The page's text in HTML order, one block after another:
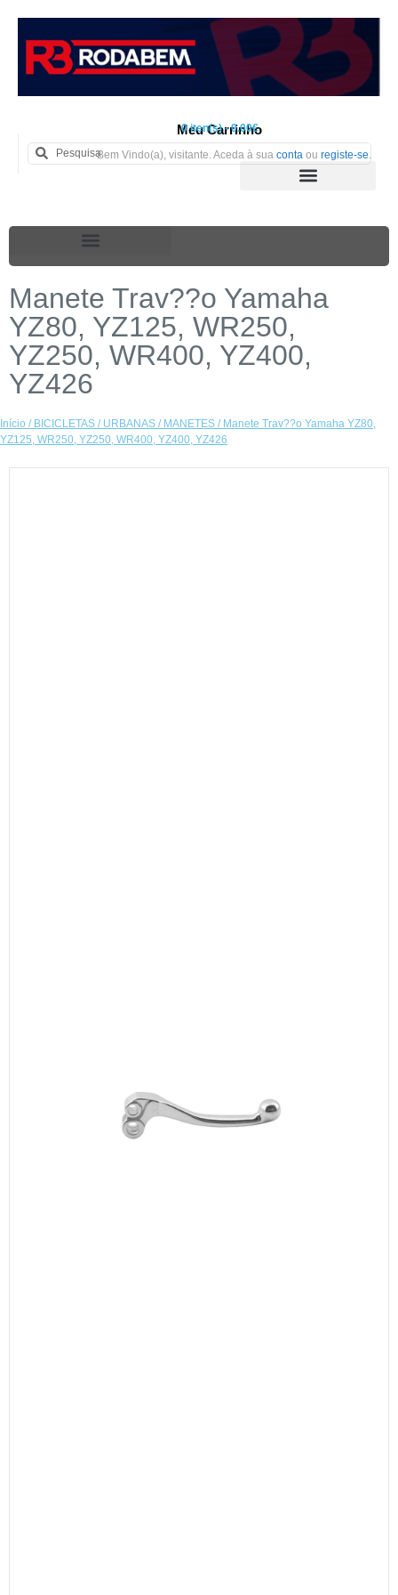
Meu Carrinho
0 iten(s) - 0.00€
Bem Vindo(a), visitante. Aceda à sua conta ou registe-se
Manete Trav??o Yamaha
YZ80, YZ125, WR250,
YZ250, WR400, YZ400,
YZ426
Início / BICICLETAS / URBANAS / MANETES / Manete Trav??o Yamaha YZ80,
YZ125, WR250, YZ250, WR400, YZ400, YZ426